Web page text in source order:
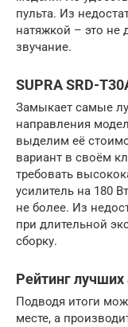
пульта. Из
натяжкой – это
звучание.
SUPRA SRD-
Замыкает самые
направления
выделим её
вариант в своём
требовать
усилитель на 180
не более. Из
при длительной
сборку.
Рейтинг
Подводя итоги
месте, а